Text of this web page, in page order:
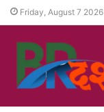
Friday, August 7 2026